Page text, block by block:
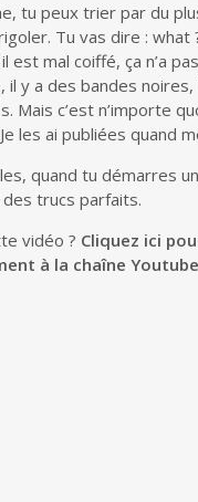
tu peux trier par du
Tu vas dire : what
est mal coiffé, ça n’a
il y a des bandes noires,
Mais c’est n’importe
les ai publiées quand
quand tu démarres un
trucs parfaits.
vidéo ? Cliquez ici
à la chaîne